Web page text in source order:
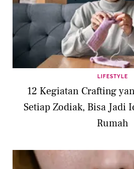
LIFESTYLE
12 Kegiatan Crafting
Setiap Zodiak, Bisa Jadi
Rumah